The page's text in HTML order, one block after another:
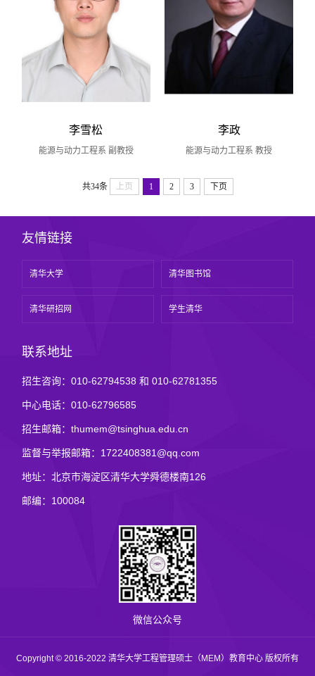
李雪松
能源与动力工程系 副教授
李政
能源与动力工程系 教授
共34条 上页 1 2 3 下页
友情链接
清华大学 清华图书馆
清华研招网 学生清华
联系地址
招生咨询：010-62794538 和 010-62781355
中心电话：010-62796585
招生邮箱：thumem@tsinghua.edu.cn
监督与举报邮箱：1722408381@qq.com
地址：北京市海淀区清华大学舜德楼南126
邮编：100084
微信公众号
Copyright © 2016-2022 清华大学工程管理硕士（MEM）教育中心 版权所有